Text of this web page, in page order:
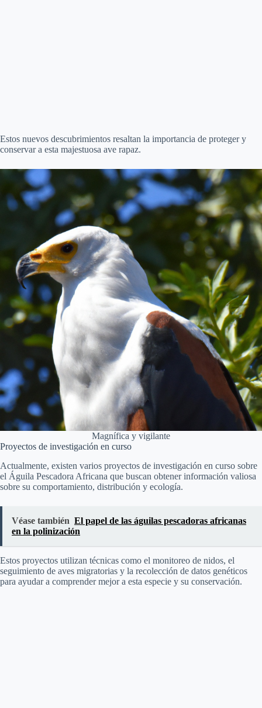
Estos nuevos descubrimientos resaltan la importancia de proteger y
conservar a esta majestuosa ave rapaz.
Magnífica y vigilante
Proyectos de investigación en curso
Actualmente, existen varios proyectos de investigación en curso sobre
el Águila Pescadora Africana que buscan obtener información valiosa
sobre su comportamiento, distribución y ecología.
Véase también El papel de las águilas pescadoras africanas
en la polinización
Estos proyectos utilizan técnicas como el monitoreo de nidos, el
seguimiento de aves migratorias y la recolección de datos genéticos
para ayudar a comprender mejor a esta especie y su conservación.